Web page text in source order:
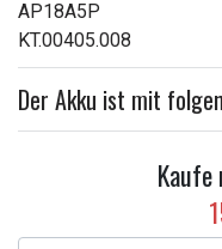
AP18A5P
KT.00405.008
Der Akku ist mit
Kaufe